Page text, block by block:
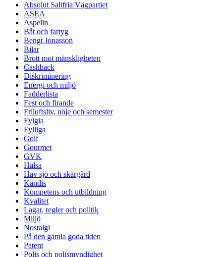
Absolut Saltfria Vägpartiet
ASEA
Aspelin
Båt och fartyg
Bengt Jonasson
Bilar
Brott mot mänskligheten
Cashback
Diskriminering
Energi och miljö
Fadderlista
Fest och firande
Friluftsliv, nöje och semester
Fylgia
Fylliga
Golf
Gourmet
GVK
Hälsa
Hav sjö och skärgård
Kändis
Kompetens och utbildning
Kvalitet
Lagar, regler och politik
Miljö
Nostalgi
På den gamla goda tiden
Patent
Polis och polismyndighet